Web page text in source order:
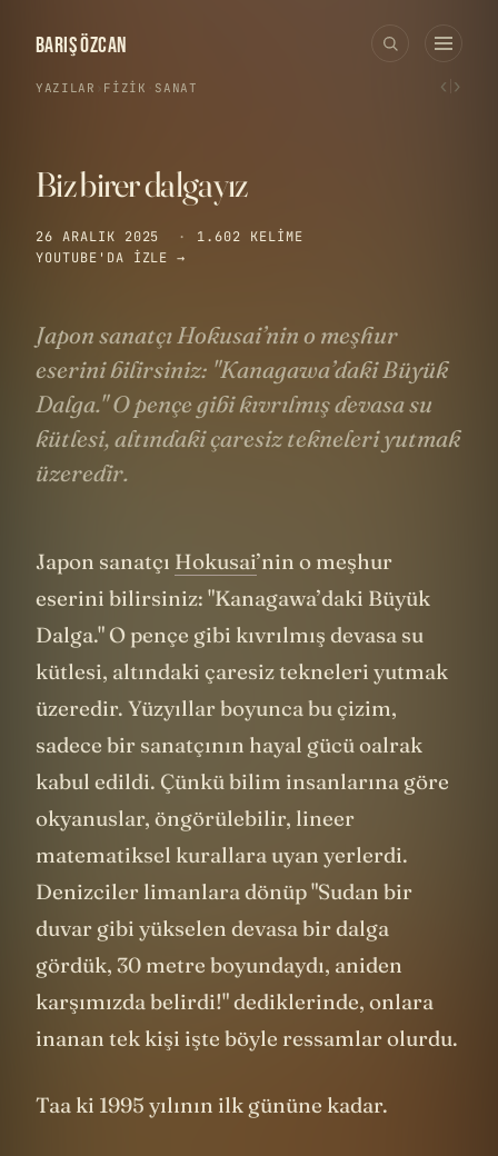
BARIŞ ÖZCAN
YAZILAR FIZIK SANAT ‹ ›
Biz birer dalgayız
26 ARALIK 2025 ·
1.602 KELIME
YOUTUBE'DA IZLE →
Japon sanatçı Hokusai’nin o meşhur
eserini bilirsiniz: "Kanagawa’daki Büyük
Dalga." O pençe gibi kıvrılmış devasa su
kütlesi, altındaki çaresiz tekneleri yutmak
üzeredir.
Japon sanatçı Hokusai’nin o meşhur
eserini bilirsiniz: "Kanagawa’daki Büyük
Dalga." O pençe gibi kıvrılmış devasa su
kütlesi, altındaki çaresiz tekneleri yutmak
üzeredir. Yüzyıllar boyunca bu çizim,
sadece bir sanatçının hayal gücü oalrak
kabul edildi. Çünkü bilim insanlarına göre
okyanuslar, öngörülebilir, lineer
matematiksel kurallara uyan yerlerdi.
Denizciler limanlara dönüp "Sudan bir
duvar gibi yükselen devasa bir dalga
gördük, 30 metre boyundaydı, aniden
karşımızda belirdi!" dediklerinde, onlara
inanan tek kişi işte böyle ressamlar olurdu.
Taa ki 1995 yılının ilk gününe kadar.